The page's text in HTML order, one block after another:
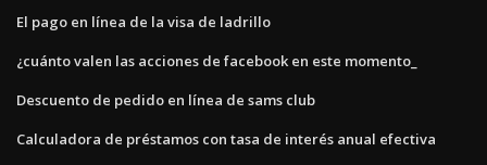
El pago en línea de la visa de ladrillo
¿cuánto valen las acciones de facebook en este momento_
Descuento de pedido en línea de sams club
Calculadora de préstamos con tasa de interés anual efectiva